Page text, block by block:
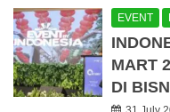
EVENT
MART
DI